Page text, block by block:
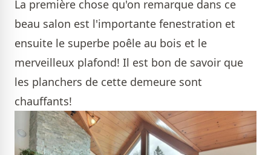
La première chose qu'on remarque dans ce
beau salon est l'importante fenestration et
ensuite le superbe poêle au bois et le
merveilleux plafond! Il est bon de savoir que
les planchers de cette demeure sont
chauffants!